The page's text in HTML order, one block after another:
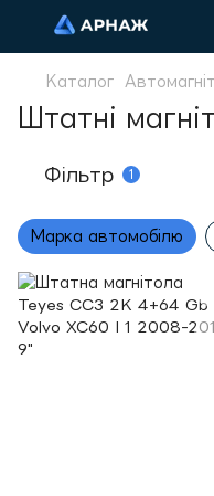
Каталог
Штатні
Фільтр 1
Марка автомобілю